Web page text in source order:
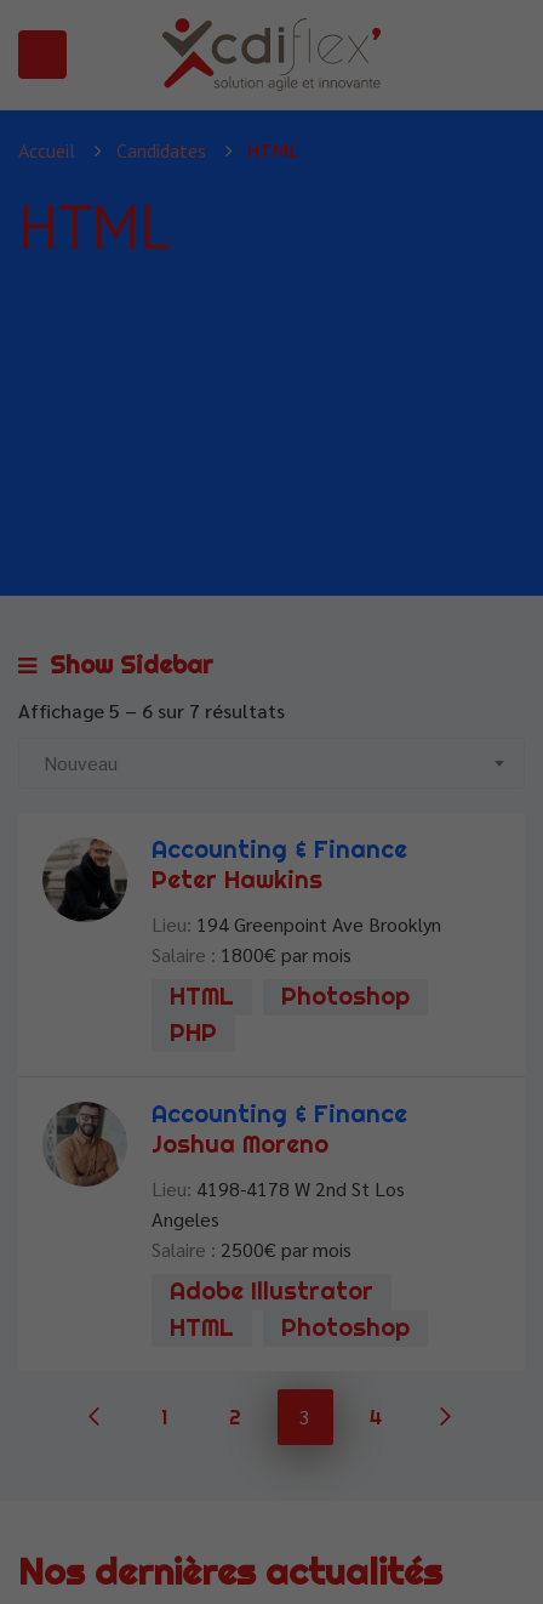
SUBMENU (PRÉSENTATION)
Accueil Candidates HTML
HTML
Show Sidebar
Affichage5 – 6 sur 7 résultats
Nouveau
Accounting & Finance
Peter Hawkins
Lieu: 194 Greenpoint Ave Brooklyn
Salaire : 1800€ par mois
HTML
Photoshop
PHP
Accounting & Finance
Joshua Moreno
Lieu: 4198-4178 W 2nd St Los
Angeles
Salaire : 2500€ par mois
Adobe Illustrator
HTML
Photoshop
1 2 3 4
Nos dernières actualités